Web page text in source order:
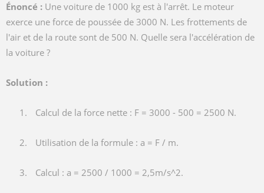
Énoncé : Une voiture de 1000 kg est à l'arrêt. Le moteur
exerce une force de poussée de 3000 N. Les frottements de
l'air et de la route sont de 500 N. Quelle sera l'accélération de
la voiture ?
Solution :
Calcul de la force nette : F = 3000 - 500 = 2500 N.
Utilisation de la formule : a = F / m.
Calcul : a = 2500 / 1000 = 2,5m/s^2.